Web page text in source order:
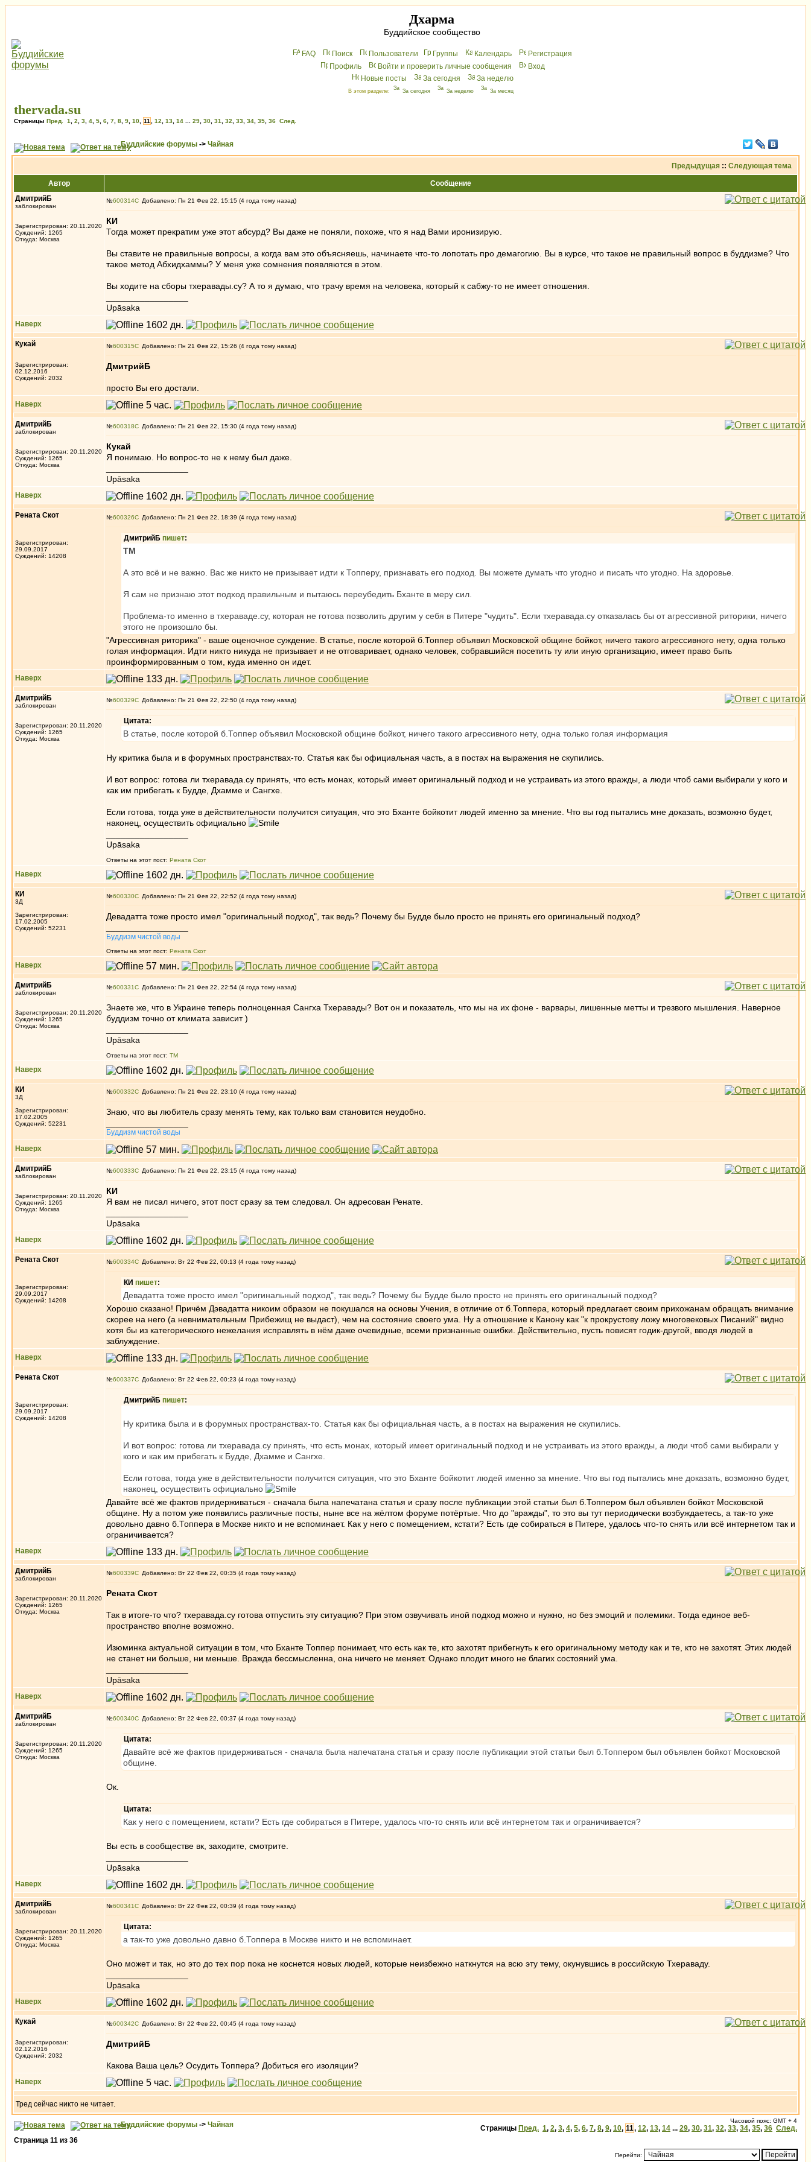
Дхарма
Буддийское сообщество
FAQ Поиск Пользователи Группы Календарь
Peгиcтрaция
Профиль
Войти и проверить личные сообщения
Вхoд
Новые посты
За сегодня За неделю
В этом разделе: За сегодня За неделю За месяц
thervada.su
Страницы Пред. 1 2 3 4 5 6 7 8 9 10 11 12 13 14 29 30 31 32 33 34 35 36 След.
Буддийские форумы -> Чайная
Предыдущая :: Следующая тема
Автор
Сообщение
ДмитрийБ
заблокирован
Зарегистрирован: 20.11.2020
Суждений: 1265
Откуда: Москва
№600314 Добавлено: Пн 21 Фев 22, 15:15 (4 года тому назад)
КИ
Тогда может прекратим уже этот абсурд? Вы даже не поняли, похоже, что я над Вами иронизирую.
Вы ставите не правильные вопросы, а когда вам это объясняешь, начинаете что-то лопотать про демагогию. Вы в курсе, что такое не правильный вопрос в буддизме? Что
такое метод Абхидхаммы? У меня уже сомнения появляются в этом.
Вы ходите на сборы тхеравады.су? А то я думаю, что трачу время на человека, который к сабжу-то не имеет отношения.
Upāsaka
Наверх
Кукай
Зарегистрирован:
02.12.2016
Суждений: 2032
№600315 Добавлено: Пн 21 Фев 22, 15:26 (4 года тому назад)
ДмитрийБ
просто Вы его достали.
Наверх
ДмитрийБ
заблокирован
Зарегистрирован: 20.11.2020
Суждений: 1265
Откуда: Москва
№600318 Добавлено: Пн 21 Фев 22, 15:30 (4 года тому назад)
Кукай
Я понимаю. Но вопрос-то не к нему был даже.
Upāsaka
Наверх
Рената Скот
Зарегистрирован:
29.09.2017
Суждений: 14208
№600326 Добавлено: Пн 21 Фев 22, 18:39 (4 года тому назад)
ДмитрийБ пишет:
ТМ
А это всё и не важно. Вас же никто не призывает идти к Топперу, признавать его подход. Вы можете думать что угодно и писать что угодно. На здоровье.
Я сам не признаю этот подход правильным и пытаюсь переубедить Бханте в меру сил.
Проблема-то именно в тхераваде.су, которая не готова позволить другим у себя в Питере "чудить". Если тхеравада.су отказалась бы от агрессивной риторики, ничего
этого не произошло бы.
"Агрессивная риторика" - ваше оценочное суждение. В статье, после которой б.Топпер объявил Московской общине бойкот, ничего такого агрессивного нету, одна только
голая информация. Идти никто никуда не призывает и не отговаривает, однако человек, собравшийся посетить ту или иную организацию, имеет право быть
проинформированным о том, куда именно он идет.
Наверх
ДмитрийБ
заблокирован
Зарегистрирован: 20.11.2020
Суждений: 1265
Откуда: Москва
№600329 Добавлено: Пн 21 Фев 22, 22:50 (4 года тому назад)
Цитата:
В статье, после которой б.Топпер объявил Московской общине бойкот, ничего такого агрессивного нету, одна только голая информация
Ну критика была и в форумных пространствах-то. Статья как бы официальная часть, а в постах на выражения не скупились.
И вот вопрос: готова ли тхеравада.су принять, что есть монах, который имеет оригинальный подход и не устраивать из этого вражды, а люди чтоб сами выбирали у кого и
как им прибегать к Будде, Дхамме и Сангхе.
Если готова, тогда уже в действительности получится ситуация, что это Бханте бойкотит людей именно за мнение. Что вы год пытались мне доказать, возможно будет,
наконец, осуществить официально
Upāsaka
Ответы на этот пост: Рената Скот
Наверх
КИ
3Д
Зарегистрирован:
17.02.2005
Суждений: 52231
№600330 Добавлено: Пн 21 Фев 22, 22:52 (4 года тому назад)
Девадатта тоже просто имел "оригинальный подход", так ведь? Почему бы Будде было просто не принять его оригинальный подход?
Буддизм чистой воды
Ответы на этот пост: Рената Скот
Наверх
ДмитрийБ
заблокирован
Зарегистрирован: 20.11.2020
Суждений: 1265
Откуда: Москва
№600331 Добавлено: Пн 21 Фев 22, 22:54 (4 года тому назад)
Знаете же, что в Украине теперь полноценная Сангха Тхеравады? Вот он и показатель, что мы на их фоне - варвары, лишенные метты и трезвого мышления. Наверное
буддизм точно от климата зависит )
Upāsaka
Ответы на этот пост: ТМ
Наверх
КИ
3Д
Зарегистрирован:
17.02.2005
Суждений: 52231
№600332 Добавлено: Пн 21 Фев 22, 23:10 (4 года тому назад)
Знаю, что вы любитель сразу менять тему, как только вам становится неудобно.
Буддизм чистой воды
Наверх
ДмитрийБ
заблокирован
Зарегистрирован: 20.11.2020
Суждений: 1265
Откуда: Москва
№600333 Добавлено: Пн 21 Фев 22, 23:15 (4 года тому назад)
КИ
Я вам не писал ничего, этот пост сразу за тем следовал. Он адресован Ренате.
Upāsaka
Наверх
Рената Скот
Зарегистрирован:
29.09.2017
Суждений: 14208
№600334 Добавлено: Вт 22 Фев 22, 00:13 (4 года тому назад)
КИ пишет:
Девадатта тоже просто имел "оригинальный подход", так ведь? Почему бы Будде было просто не принять его оригинальный подход?
Хорошо сказано! Причём Дэвадатта никоим образом не покушался на основы Учения, в отличие от б.Топпера, который предлагает своим прихожанам обращать внимание
скорее на него (а невнимательным Прибежищ не выдаст), чем на состояние своего ума. Ну а отношение к Канону как "к прокрустову ложу многовековых Писаний" видно
хотя бы из категорического нежелания исправлять в нём даже очевидные, всеми признанные ошибки. Действительно, пусть повисят годик-другой, вводя людей в
заблуждение.
Наверх
Рената Скот
Зарегистрирован:
29.09.2017
Суждений: 14208
№600337 Добавлено: Вт 22 Фев 22, 00:23 (4 года тому назад)
ДмитрийБ пишет:
Ну критика была и в форумных пространствах-то. Статья как бы официальная часть, а в постах на выражения не скупились.
И вот вопрос: готова ли тхеравада.су принять, что есть монах, который имеет оригинальный подход и не устраивать из этого вражды, а люди чтоб сами выбирали у
кого и как им прибегать к Будде, Дхамме и Сангхе.
Если готова, тогда уже в действительности получится ситуация, что это Бханте бойкотит людей именно за мнение. Что вы год пытались мне доказать, возможно будет,
наконец, осуществить официально
Давайте всё же фактов придерживаться - сначала была напечатана статья и сразу после публикации этой статьи был б.Топпером был объявлен бойкот Московской
общине. Ну а потом уже появились различные посты, ныне все на жёлтом форуме потёртые. Что до "вражды", то это вы тут периодически возбуждаетесь, а так-то уже
довольно давно б.Топпера в Москве никто и не вспоминает. Как у него с помещением, кстати? Есть где собираться в Питере, удалось что-то снять или всё интернетом так и
ограничивается?
Наверх
ДмитрийБ
заблокирован
Зарегистрирован: 20.11.2020
Суждений: 1265
Откуда: Москва
№600339 Добавлено: Вт 22 Фев 22, 00:35 (4 года тому назад)
Рената Скот
Так в итоге-то что? тхеравада.су готова отпустить эту ситуацию? При этом озвучивать иной подход можно и нужно, но без эмоций и полемики. Тогда единое веб-
пространство вполне возможно.
Изюминка актуальной ситуации в том, что Бханте Топпер понимает, что есть как те, кто захотят прибегнуть к его оригинальному методу как и те, кто не захотят. Этих людей
не станет ни больше, ни меньше. Вражда бессмысленна, она ничего не меняет. Однако плодит много не благих состояний ума.
Upāsaka
Наверх
ДмитрийБ
заблокирован
Зарегистрирован: 20.11.2020
Суждений: 1265
Откуда: Москва
№600340 Добавлено: Вт 22 Фев 22, 00:37 (4 года тому назад)
Цитата:
Давайте всё же фактов придерживаться - сначала была напечатана статья и сразу после публикации этой статьи был б.Топпером был объявлен бойкот Московской
общине.
Ок.
Цитата:
Как у него с помещением, кстати? Есть где собираться в Питере, удалось что-то снять или всё интернетом так и ограничивается?
Вы есть в сообществе вк, заходите, смотрите.
Upāsaka
Наверх
ДмитрийБ
заблокирован
Зарегистрирован: 20.11.2020
Суждений: 1265
Откуда: Москва
№600341 Добавлено: Вт 22 Фев 22, 00:39 (4 года тому назад)
Цитата:
а так-то уже довольно давно б.Топпера в Москве никто и не вспоминает.
Оно может и так, но это до тех пор пока не коснется новых людей, которые неизбежно наткнутся на всю эту тему, окунувшись в российскую Тхераваду.
Upāsaka
Наверх
Кукай
Зарегистрирован:
02.12.2016
Суждений: 2032
№600342 Добавлено: Вт 22 Фев 22, 00:45 (4 года тому назад)
ДмитрийБ
Какова Ваша цель? Осудить Топпера? Добиться его изоляции?
Наверх
Тред сейчас никто не читает.
Буддийские форумы -> Чайная Часовой пояс: GMT + 4
Страницы Пред. 1, 2, 3, 4, 5, 6, 7, 8, 9, 10, 11, 12, 13, 14 ... 29, 30, 31, 32, 33, 34, 35, 36 След.
Страница 11 из 36
Перейти: